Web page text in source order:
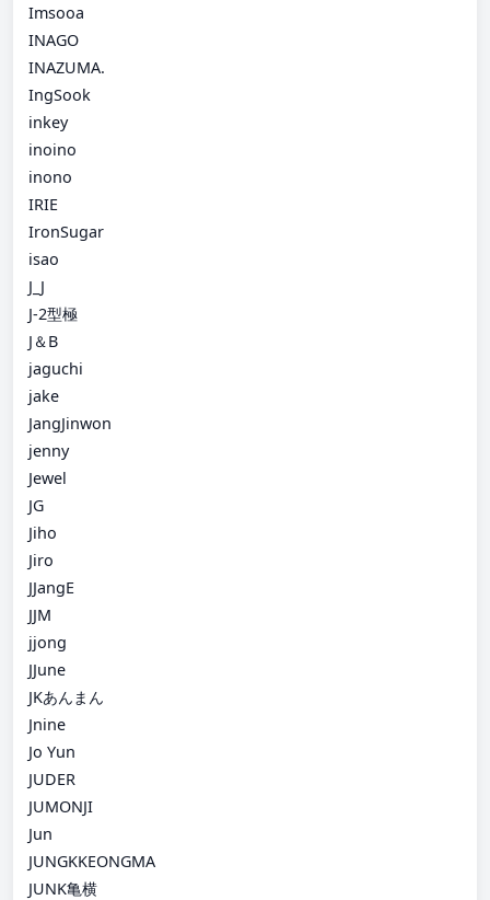
Imsooa
INAGO
INAZUMA.
IngSook
inkey
inoino
inono
IRIE
IronSugar
isao
J_J
J-2型極
J＆B
jaguchi
jake
JangJinwon
jenny
Jewel
JG
Jiho
Jiro
JJangE
JJM
jjong
JJune
JKあんまん
Jnine
Jo Yun
JUDER
JUMONJI
Jun
JUNGKKEONGMA
JUNK亀横